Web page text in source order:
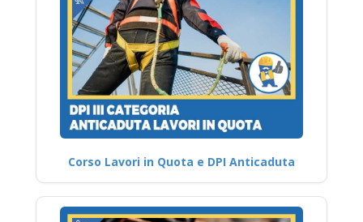
Corso Lavori in Quota e DPI Anticaduta